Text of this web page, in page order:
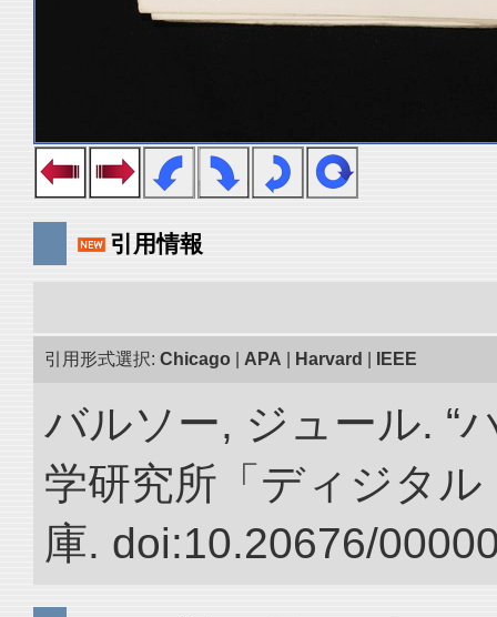
引用情報
引用形式選択: Chicago APA Harvard IEEE
バルソー, ジュール. “
学研究所「ディジタ
庫. doi:10.20676/